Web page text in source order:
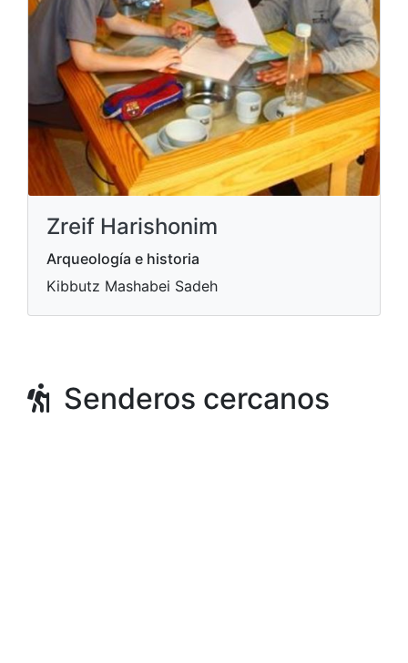
Zreif Harishonim
Arqueología e historia
Kibbutz Mashabei Sadeh
Senderos cercanos